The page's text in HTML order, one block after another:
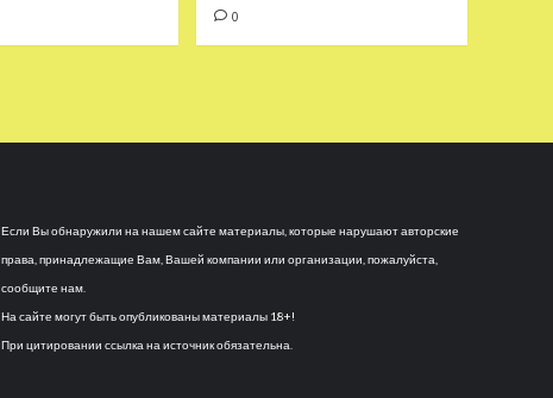
0
Если Вы обнаружили на нашем сайте материалы, которые нарушают авторские
права, принадлежащие Вам, Вашей компании или организации, пожалуйста,
сообщите нам.
На сайте могут быть опубликованы материалы 18+!
При цитировании ссылка на источник обязательна.